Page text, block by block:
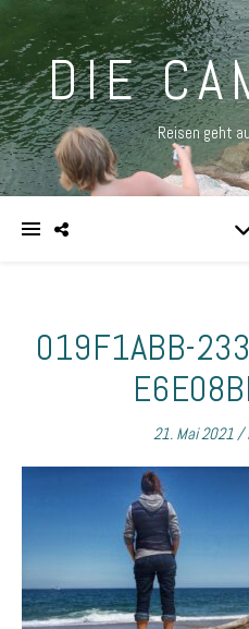
DIE
Reisen geht
019F1ABB-
21. Mai 2021/